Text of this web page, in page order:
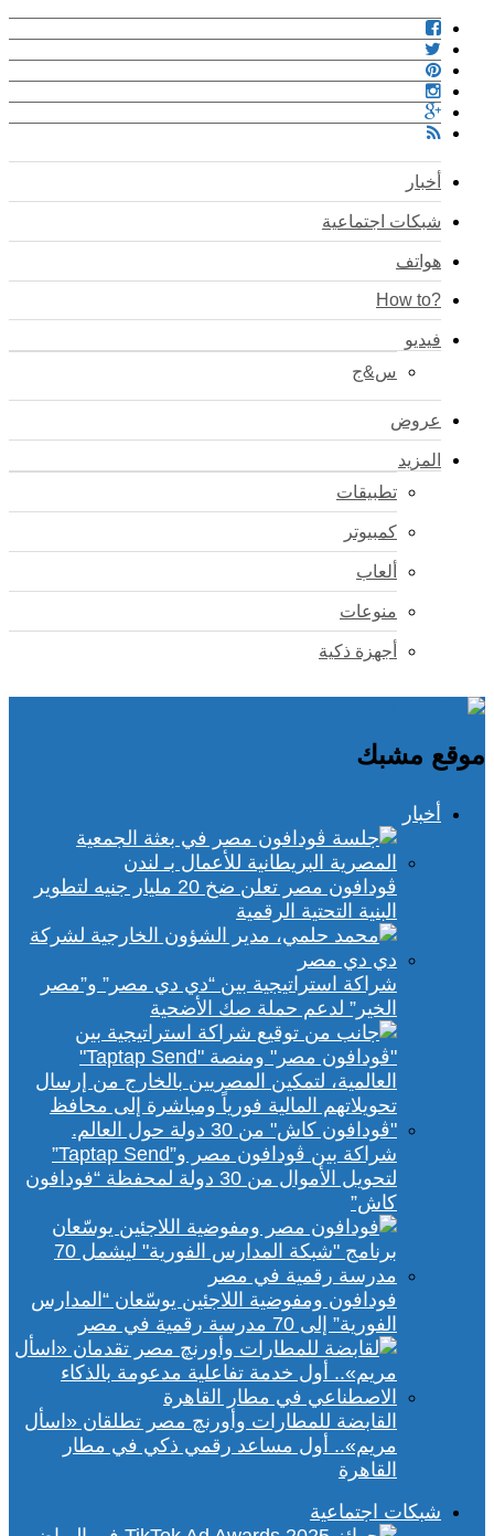
أخبار
شبكات اجتماعية
هواتف
?How to
فيديو
س&ج
عروض
المزيد
تطبيقات
كمبيوتر
ألعاب
منوعات
أجهزة ذكية
موقع مشبك
أخبار
ڤودافون مصر تعلن ضخ 20 مليار جنيه لتطوير
البنية التحتية الرقمية
شراكة استراتيجية بين “دي دي مصر” و”مصر
الخير” لدعم حملة صك الأضحية
شراكة بين ڤودافون مصر و”Taptap Send”
لتحويل الأموال من 30 دولة لمحفظة “فودافون
كاش”
فودافون ومفوضية اللاجئين يوسّعان “المدارس
الفورية” إلى 70 مدرسة رقمية في مصر
القابضة للمطارات وأورنچ مصر تطلقان «اسأل
مريم».. أول مساعد رقمي ذكي في مطار
القاهرة
شبكات اجتماعية